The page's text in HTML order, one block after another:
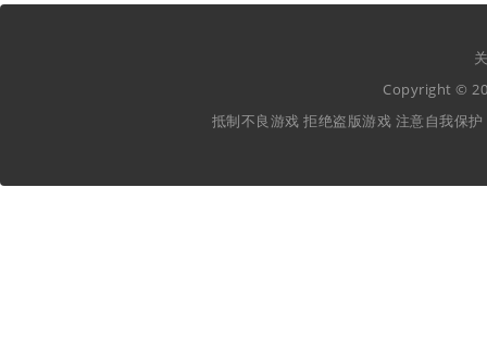
Copyright ©
抵制不良游戏 拒绝盗版游戏 注意自我保